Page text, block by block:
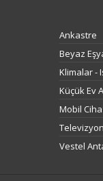
Ankastre
Beyaz
Klimalar -
Küçük Ev
Mobil
Vestel